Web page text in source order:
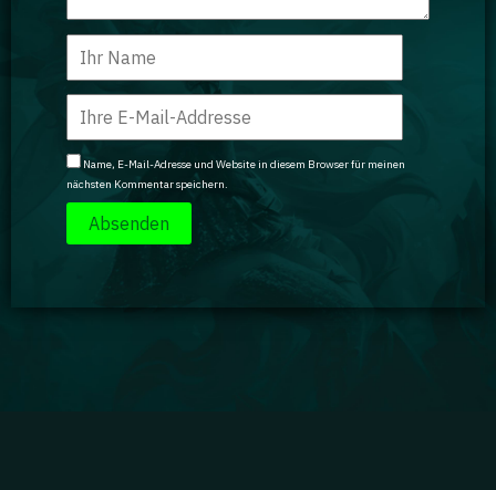
Name, E-Mail-Adresse und Website in diesem Browser für meinen
nächsten Kommentar speichern.